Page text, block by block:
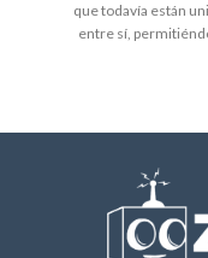
que todavía están
entre sí,